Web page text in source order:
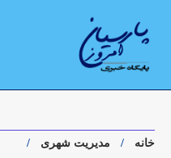
خانه
مدیریت شهری